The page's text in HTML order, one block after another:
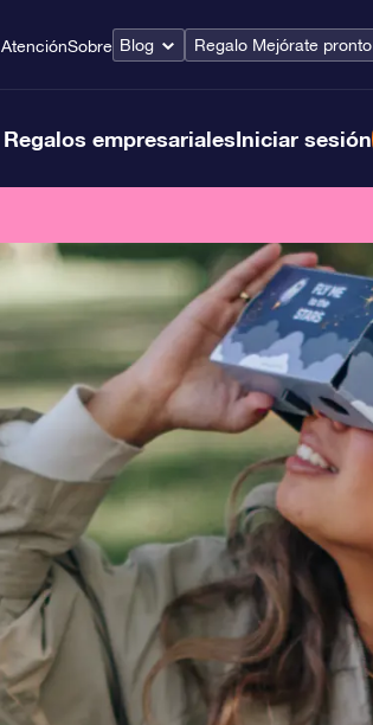
AtenciónSobre Blog Regalo Mejórate pronto
Regalos empresarialesIniciar sesión